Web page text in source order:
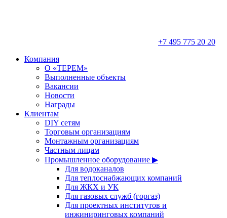
+7 495 775 20 20
Компания
О «ТЕРЕМ»
Выполненные объекты
Вакансии
Новости
Награды
Клиентам
DIY сетям
Торговым организациям
Монтажным организациям
Частным лицам
Промышленное оборудование ▶
Для водоканалов
Для теплоснабжающих компаний
Для ЖКХ и УК
Для газовых служб (горгаз)
Для проектных институтов и
инжиниринговых компаний